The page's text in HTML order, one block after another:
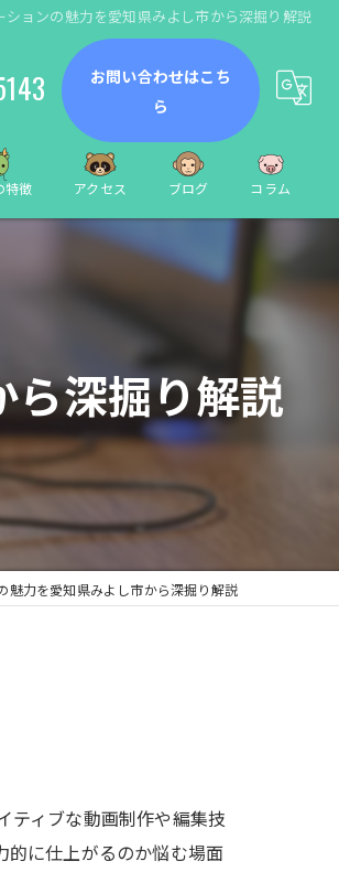
ョンの魅力を愛知県みよし市から深掘り解説
お問い合わせはこち
ら
特徴 アクセス ブログ コラム
深掘り解説
魅力を愛知県みよし市から深掘り解説
ティブな動画制作や編集技
的に仕上がるのか悩む場面